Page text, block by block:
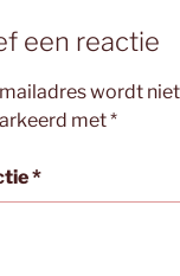
een reactie
wordt
met*
*